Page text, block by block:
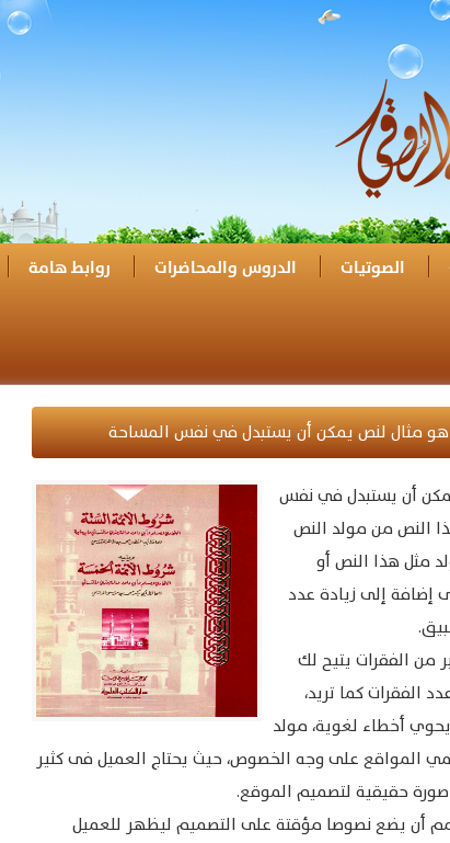
الصوتيات الدروس والمحاضرات روابط هامة
مثال لنص يمكن أن يستبدل في نفس المساحة
أن يستبدل في نفس
النص من مولد النص
مثل هذا النص أو
إضافة إلى زيادة عدد
من الفقرات يتيح لك
الفقرات كما تريد،
أخطاء لغوية، مولد
المواقع على وجه الخصوص، حيث يحتاج العميل فى كثير
حقيقية لتصميم الموقع.
أن يضع نصوصا مؤقتة على التصميم ليظهر للعميل